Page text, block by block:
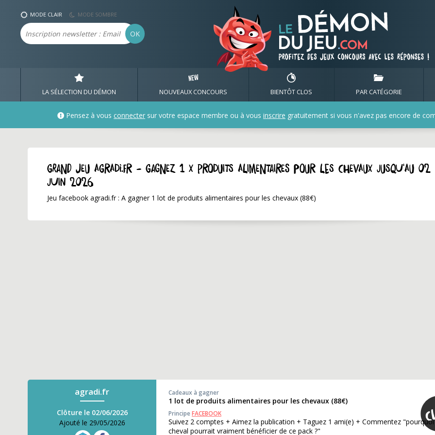
MODE CLAIR MODE SOMBRE
Email OK
LA SÉLECTION DU DÉMON NOUVEAUX CONCOURS BIENTÔT CLOS PAR CATÉGORIE
Pensez à vous connecter sur votre espace membre ou à vous inscrire gratuitement si vous n'avez pas encore de
GRAND JEU agradi.fr - Gagnez 1 x produits alimentaires pour les chevaux jusqu'au 02
juin 2026
Jeu facebook agradi.fr : A gagner 1 lot de produits alimentaires pour les chevaux (88€)
agradi.fr
Clôture le 02/06/2026
Ajouté le 29/05/2026
Cadeaux à gagner
1 lot de produits alimentaires pour les chevaux (88€)
PrincipeFACEBOOK
Suivez 2 comptes + Aimez la publication + Taguez 1 ami(e) + Commentez
cheval pourrait vraiment bénéficier de ce pack ?"